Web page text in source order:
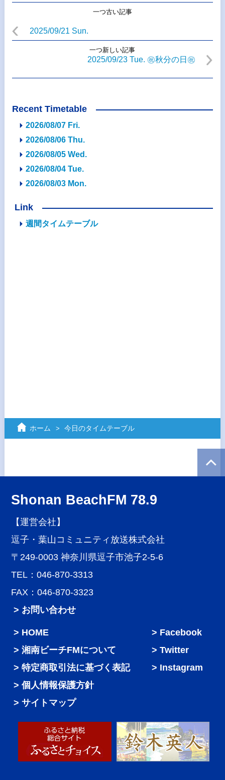
一つ古い記事
2025/09/21 Sun.
一つ新しい記事
2025/09/23 Tue. ㊗秋分の日㊗
Recent Timetable
2026/08/07 Fri.
2026/08/06 Thu.
2026/08/05 Wed.
2026/08/04 Tue.
2026/08/03 Mon.
Link
週間タイムテーブル
ホーム 今日のタイムテーブル
Shonan BeachFM 78.9
【運営会社】
逗子・葉山コミュニティ放送株式会社
〒249-0003 神奈川県逗子市池子2-5-6
TEL：046-870-3313
FAX：046-870-3323
> お問い合わせ
HOME
湘南ビーチFMについて
特定商取引法に基づく表記
個人情報保護方針
サイトマップ
Facebook
Twitter
Instagram